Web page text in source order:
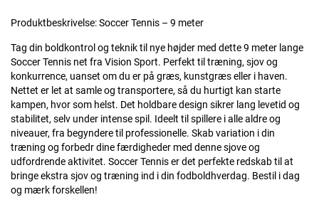
Produktbeskrivelse: Soccer Tennis – 9 meter
Tag din boldkontrol og teknik til nye højder med dette 9 meter lange
Soccer Tennis net fra Vision Sport. Perfekt til træning, sjov og
konkurrence, uanset om du er på græs, kunstgræs eller i haven.
Nettet er let at samle og transportere, så du hurtigt kan starte
kampen, hvor som helst. Det holdbare design sikrer lang levetid og
stabilitet, selv under intense spil. Ideelt til spillere i alle aldre og
niveauer, fra begyndere til professionelle. Skab variation i din
træning og forbedr dine færdigheder med denne sjove og
udfordrende aktivitet. Soccer Tennis er det perfekte redskab til at
bringe ekstra sjov og træning ind i din fodboldhverdag. Bestil i dag
og mærk forskellen!